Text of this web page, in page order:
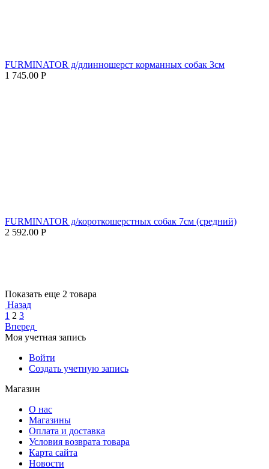
FURMINATOR д/длинношерст корманных собак 3см
1 745.00 Р
FURMINATOR д/короткошерстных собак 7см (средний)
2 592.00 Р
Показать еще 2 товара
Назад
1 2 3
Вперед
Моя учетная запись
Войти
Создать учетную запись
Магазин
О нас
Магазины
Оплата и доставка
Условия возврата товара
Карта сайта
Новости